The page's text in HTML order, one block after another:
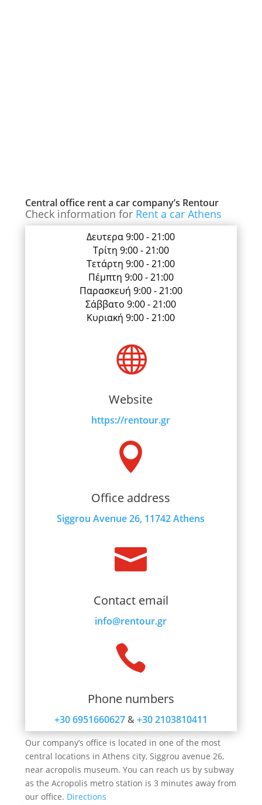
Central office rent a car company’s Rentour
Check information for Rent a car Athens
Δευτερα 9:00 - 21:00
Τρίτη 9:00 - 21:00
Τετάρτη 9:00 - 21:00
Πέμπτη 9:00 - 21:00
Παρασκευή 9:00 - 21:00
Σάββατο 9:00 - 21:00
Κυριακή 9:00 - 21:00

Website
https://rentour.gr

Office address
Siggrou Avenue 26, 11742 Athens

Contact email
info@rentour.gr

Phone numbers
+30 6951660627&+30 2103810411
Our company’s office is located in one of the most
central locations in Athens city, Siggrou avenue 26,
near acropolis museum. You can reach us by subway
as the Acropolis metro station is 3 minutes away from
our office. Directions